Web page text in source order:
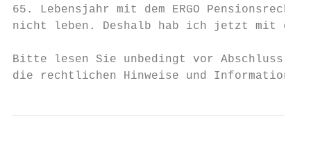
65. Lebensjahr mit dem ERGO
nicht leben. Deshalb hab ich jetzt mit dem
Bitte lesen Sie unbedingt vor Abschluss
die rechtlichen Hinweise und